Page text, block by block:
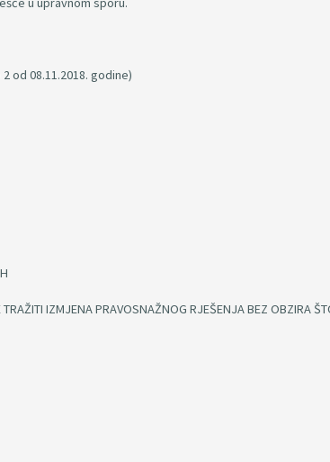
od 08.11.2018. godine)
IZMJENA PRAVOSNAŽNOG RJEŠENJA BEZ OBZIRA